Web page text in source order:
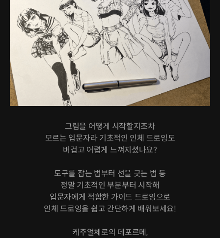
그림을 어떻게 시작할지조차
모르는 입문자라 기초적인 인체 드로잉도
버겁고 어렵게 느껴지셨나요?
도구를 잡는 법부터 선을 긋는 법 등
정말 기초적인 부분부터 시작해
입문자에게 적합한 가이드 드로잉으로
인체 드로잉을 쉽고 간단하게 배워보세요!
케주얼체로의 데포르메,